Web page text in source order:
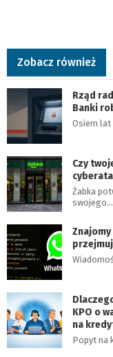
Zobacz również
Rząd
Banki
Osiem lat
Czy
Żabka
swojego…
KPO o
na
Popyt na